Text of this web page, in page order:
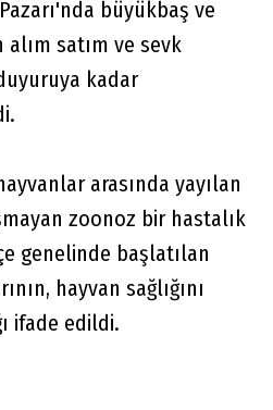
büyükbaş ve
satım ve sevk
kadar
arasında yayılan
zoonoz bir hastalık
genelinde başlatılan
hayvan sağlığını
ifade edildi.